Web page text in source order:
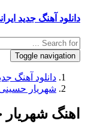
دانلود آهنگ جدید
Toggle navigation
دانلود آهنگ
شهریار
اهنگ